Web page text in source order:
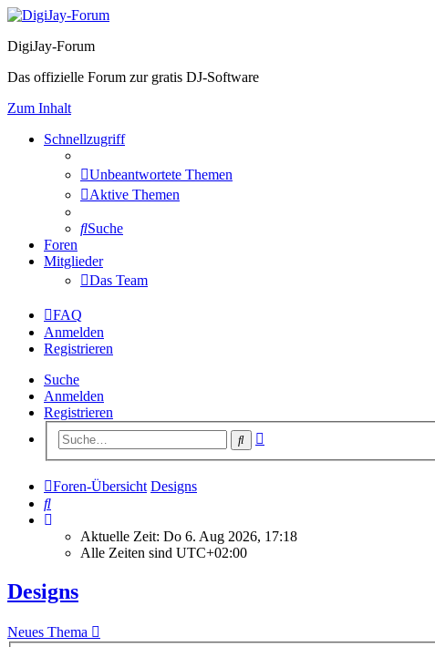
DigiJay-Forum
Das offizielle Forum zur gratis DJ-Software
Zum Inhalt
Schnellzugriff
Unbeantwortete Themen
Aktive Themen
Suche
Foren
Mitglieder
Das Team
FAQ
Anmelden
Registrieren
Suche
Anmelden
Registrieren
Suche
Foren-Übersicht Designs
Suche
Aktuelle Zeit: Do 6. Aug 2026, 17:18
Alle Zeiten sind UTC+02:00
Designs
Neues Thema